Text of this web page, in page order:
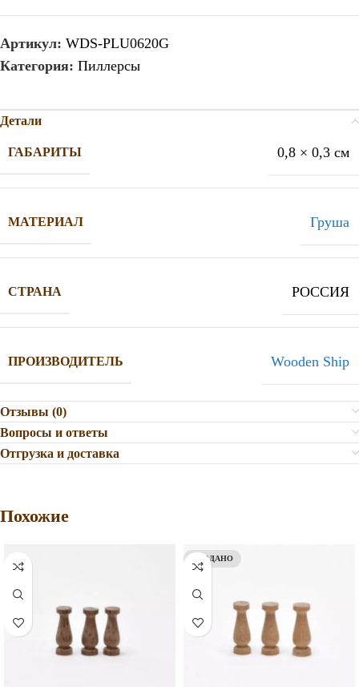
Артикул: WDS-PLU0620G
Категория: Пиллерсы
Детали
ГАБАРИТЫ 0,8 × 0,3 см
МАТЕРИАЛ Груша
СТРАНА РОССИЯ
ПРОИЗВОДИТЕЛЬ Wooden Ship
Отзывы (0)
Вопросы и ответы
Отгрузка и доставка
Похожие
ПРОДАНО